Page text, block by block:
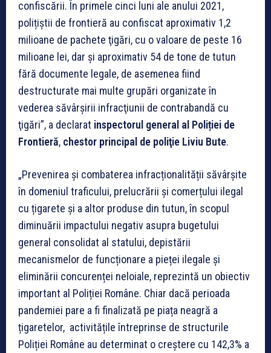
confiscării. În primele cinci luni ale anului 2021,
polițiștii de frontieră au confiscat aproximativ 1,2
milioane de pachete ţigări, cu o valoare de peste 16
milioane lei, dar şi aproximativ 54 de tone de tutun
fără documente legale, de asemenea fiind
destructurate mai multe grupări organizate în
vederea săvârşirii infracţiunii de contrabandă cu
ţigări”, a declarat inspectorul general al Poliției de
Frontieră, chestor principal de poliţie Liviu Bute.
„Prevenirea și combaterea infracționalității săvârșite
în domeniul traficului, prelucrării și comerțului ilegal
cu țigarete și a altor produse din tutun, în scopul
diminuării impactului negativ asupra bugetului
general consolidat al statului, depistării
mecanismelor de funcționare a pieței ilegale și
eliminării concurenței neloiale, reprezintă un obiectiv
important al Poliției Române. Chiar dacă perioada
pandemiei pare a fi finalizată pe piața neagră a
țigaretelor, activitățile întreprinse de structurile
Poliției Române au determinat o creștere cu 142,3% a